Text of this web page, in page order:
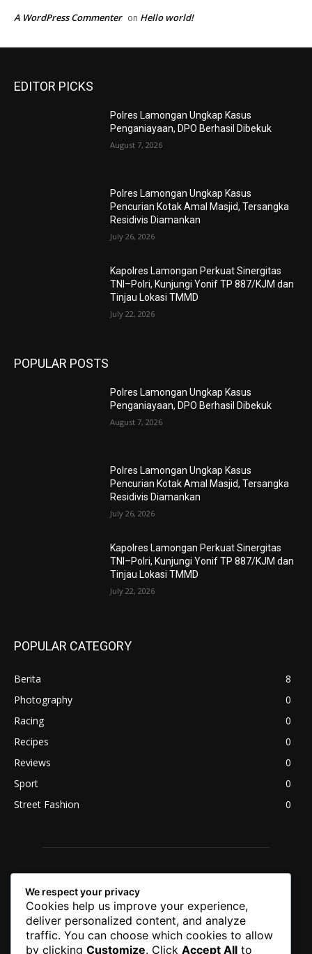
A WordPress Commenter on Hello world!
EDITOR PICKS
Polres Lamongan Ungkap Kasus
Penganiayaan, DPO Berhasil Dibekuk
August 7, 2026
Polres Lamongan Ungkap Kasus
Pencurian Kotak Amal Masjid, Tersangka
Residivis Diamankan
July 26, 2026
Kapolres Lamongan Perkuat Sinergitas
TNI–Polri, Kunjungi Yonif TP 887/KJM dan
Tinjau Lokasi TMMD
July 22, 2026
POPULAR POSTS
Polres Lamongan Ungkap Kasus
Penganiayaan, DPO Berhasil Dibekuk
August 7, 2026
Polres Lamongan Ungkap Kasus
Pencurian Kotak Amal Masjid, Tersangka
Residivis Diamankan
July 26, 2026
Kapolres Lamongan Perkuat Sinergitas
TNI–Polri, Kunjungi Yonif TP 887/KJM dan
Tinjau Lokasi TMMD
July 22, 2026
POPULAR CATEGORY
Berita
8
Photography
0
Racing
0
Recipes
0
Reviews
0
Sport
0
Street Fashion
0
We respect your privacy
Cookies help us improve your experience,
deliver personalized content, and analyze
traffic. You can choose which cookies to allow
by clicking Customize. Click Accept All to